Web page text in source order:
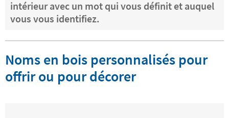
intérieur avec un mot qui vous définit et auquel
vous vous identifiez.
Noms en bois personnalisés pour
offrir ou pour décorer